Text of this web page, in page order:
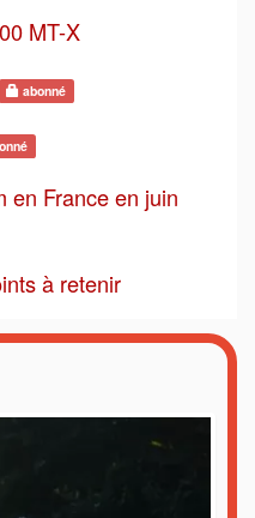
MT-X
abonné
en France en juin
à retenir